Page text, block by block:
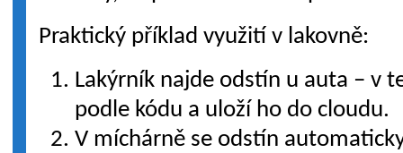
Praktický příklad využití v lakovně:
Lakýrník najde odstín u auta – v
podle kódu a uloží ho do cloudu.
V míchárně se odstín